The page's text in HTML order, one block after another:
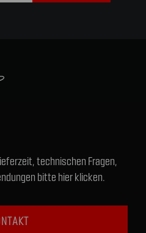
technischen Fragen,
bitte hier klicken.